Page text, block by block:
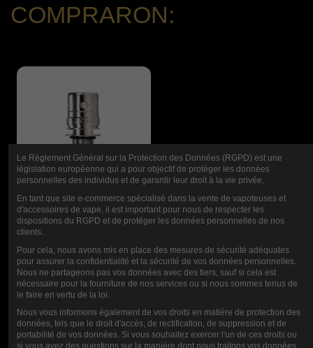
COMPRARON:
RESISTENCIAS
INNOKIN
8,90 €
Le Règlement Général sur la Protection des Données (RGPD) est une
législation européenne qui a pour objectif de protéger les données
personnelles des individus et de garantir leur droit à la vie privée.
En tant que site e-commerce spécialisé dans la vente de vapoteuses et
d'accessoires de vape, il est important pour nous de respecter les
dispositions du RGPD et de protéger les données personnelles de nos
clients.
Pour cela, nous avons mis en place des mesures de sécurité adéquates
pour assurer la confidentialité et la sécurité de vos données personnelles.
Nous ne partageons pas vos données avec des tiers, sauf si cela est
nécessaire pour la fourniture de nos services ou si nous sommes tenus de
le faire en vertu de la loi.
Nous vous informons également de vos droits en matière de protection des
données, tels que le droit d'accès, de rectification, de suppression et de
portabilité de vos données. Si vous souhaitez exercer l'un de ces droits ou